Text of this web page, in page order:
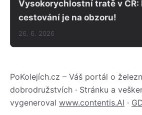
Vysokorychlostní tratě v ČR:
cestování je na obzoru!
26. 6. 2026
PoKolejích.cz – Váš portál o
dobrodružstvích · Stránku a
vygeneroval www.contentis.AI ·